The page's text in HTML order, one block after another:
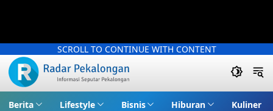
SCROLL TO CONTINUE WITH CONTENT
Berita Lifestyle Bisnis Hiburan Kuliner